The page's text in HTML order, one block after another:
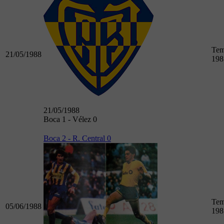
21/05/1988
21/05/1988
Boca 1 - Vélez 0
05/06/1988
Boca 2 - R. Central 0